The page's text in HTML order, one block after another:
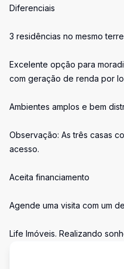
Diferenciais
3 residências no mesmo
Excelente opção para
com geração de renda por
Ambientes amplos e bem
Observação: As três casas
acesso.
Aceita financiamento
Agende uma visita com um
Life Imóveis. Realizando